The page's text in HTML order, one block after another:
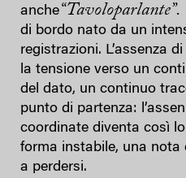
anche“Tavoloparlante”.
di bordo nato da un
registrazioni. L’assenza
la tensione verso un
del dato, un continuo
punto di partenza:
coordinate diventa così
forma instabile, una
a perdersi.